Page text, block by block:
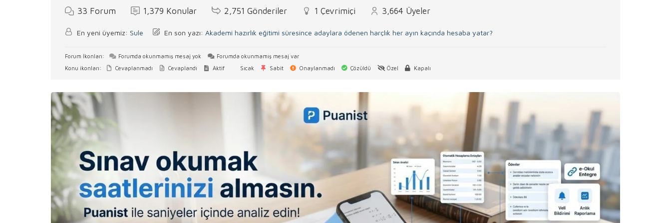
33 Forum 1,379 Konular 2,751 Gönderiler 1 Çevrimiçi 3,664 Üyeler
En yeni üyemiz: Sule En son yazı: Akademi hazırlık eğitimi süresince adaylara ödenen harçlık her ayın kaçında hesaba yatar?
Forum İkonları: Forumda okunmamış mesaj yok
Forumda okunmamış mesaj var
Konu ikonları:
Cevaplanmadı Cevaplandı Aktif Sıcak Sabit Onaylanmadı Çözüldü Özel Kapalı